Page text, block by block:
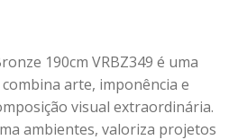
190cm VRBZ349 é uma
arte, imponência e
visual extraordinária.
ambientes, valoriza projetos